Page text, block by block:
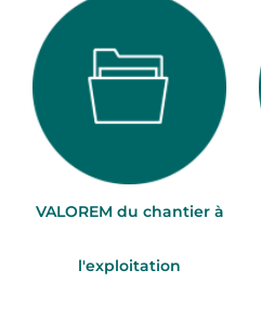
VALOREM du chantier à
l'exploitation